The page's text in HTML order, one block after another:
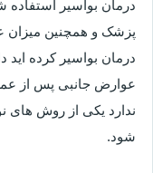
درمان بواسیر
پزشک و همچنین میزان
درمان بواسیر کرده اید
عوارض جانبی پس از
ندارد یکی از روش های
شود.